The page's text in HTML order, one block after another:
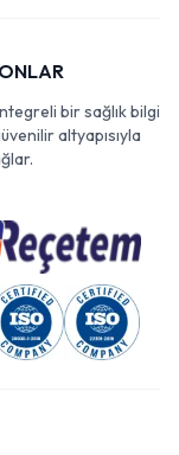
bir sağlık bilgi
altyapısıyla